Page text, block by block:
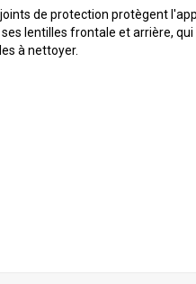
joints de protection protègent
ses lentilles frontale et arrière,
à nettoyer.